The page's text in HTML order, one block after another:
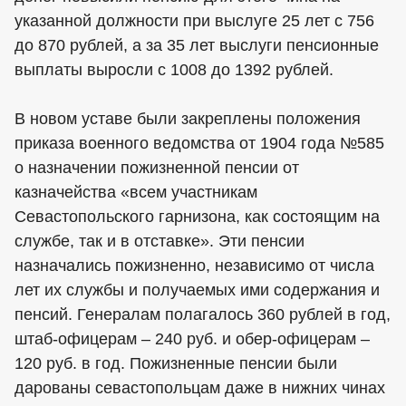
указанной должности при выслуге 25 лет с 756
до 870 рублей, а за 35 лет выслуги пенсионные
выплаты выросли с 1008 до 1392 рублей.
В новом уставе были закреплены положения
приказа военного ведомства от 1904 года №585
о назначении пожизненной пенсии от
казначейства «всем участникам
Севастопольского гарнизона, как состоящим на
службе, так и в отставке». Эти пенсии
назначались пожизненно, независимо от числа
лет их службы и получаемых ими содержания и
пенсий. Генералам полагалось 360 рублей в год,
штаб-офицерам – 240 руб. и обер-офицерам –
120 руб. в год. Пожизненные пенсии были
дарованы севастопольцам даже в нижних чинах